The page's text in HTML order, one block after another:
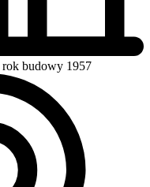
rok budowy 1957